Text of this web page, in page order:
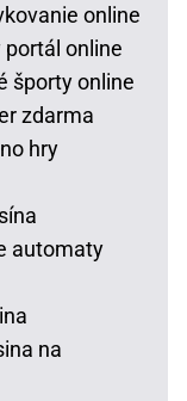
online
online
športy online
zdarma
hry
automaty
na